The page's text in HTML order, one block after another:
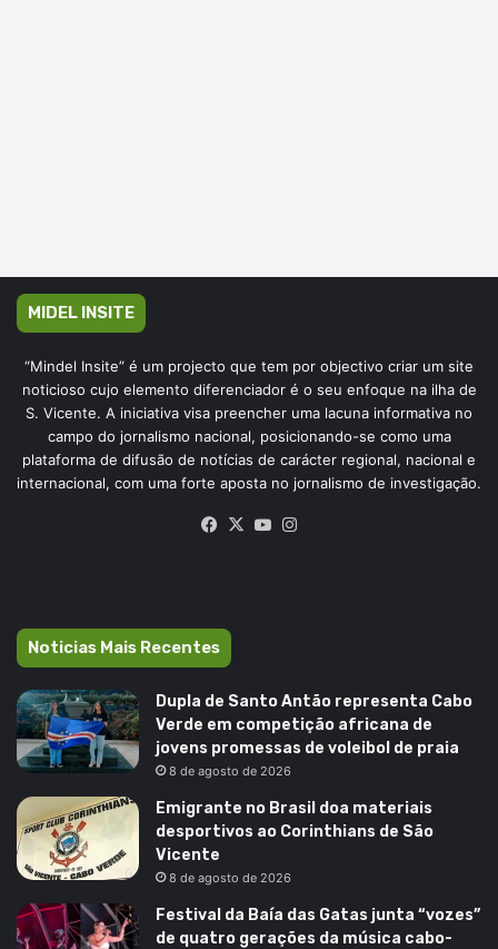
MIDEL INSITE
“Mindel Insite” é um projecto que tem por objectivo criar um site
noticioso cujo elemento diferenciador é o seu enfoque na ilha de
S. Vicente. A iniciativa visa preencher uma lacuna informativa no
campo do jornalismo nacional, posicionando-se como uma
plataforma de difusão de notícias de carácter regional, nacional e
internacional, com uma forte aposta no jornalismo de investigação.
Facebook
X YouTube
Noticias Mais Recentes
Dupla de Santo Antão representa Cabo
Verde em competição africana de
jovens promessas de voleibol de praia
8 de agosto de 2026
Emigrante no Brasil doa materiais
desportivos ao Corinthians de São
Vicente
8 de agosto de 2026
Festival da Baía das Gatas junta “vozes”
de quatro gerações da música cabo-